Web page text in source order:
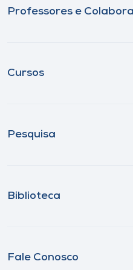
Professores e
Cursos
Pesquisa
Biblioteca
Fale Conosco